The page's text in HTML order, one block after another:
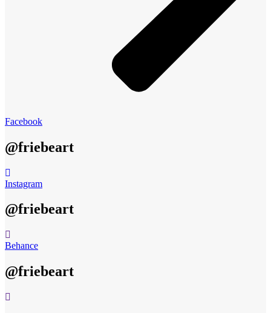
Facebook
@friebeart
Instagram
@friebeart
Behance
@friebeart